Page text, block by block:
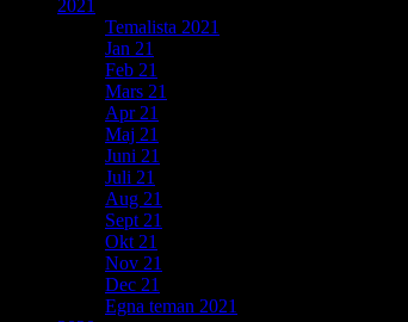
2021
Temalista 2021
Jan 21
Feb 21
Mars 21
Apr 21
Maj 21
Juni 21
Juli 21
Aug 21
Sept 21
Okt 21
Nov 21
Dec 21
Egna teman 2021